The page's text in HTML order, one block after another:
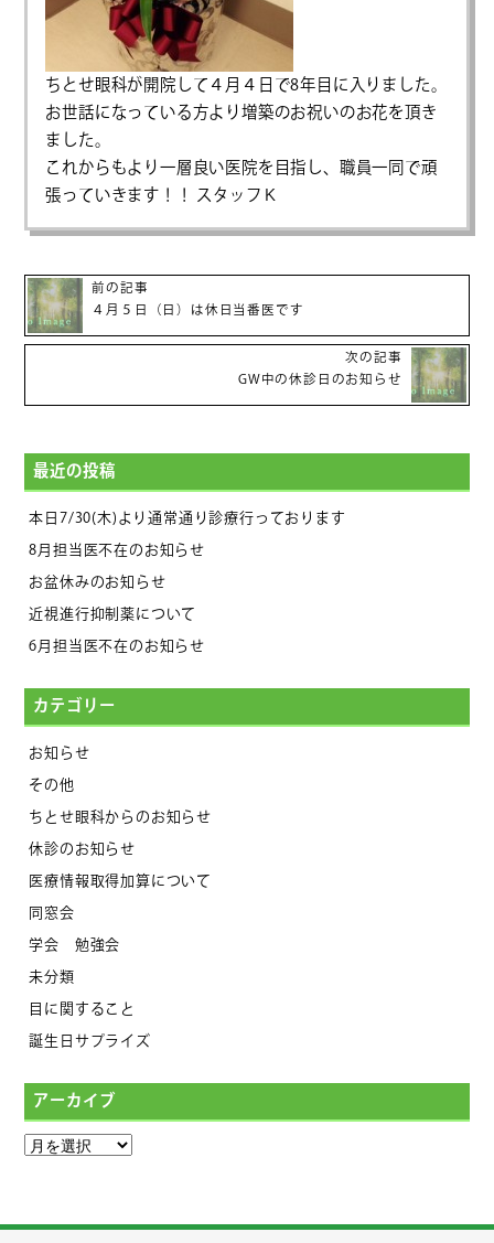
ちとせ眼科が開院して４月４日で8年目に入りました。
お世話になっている方より増築のお祝いのお花を頂き
ました。
これからもより一層良い医院を目指し、職員一同で頑
張っていきます！！ スタッフＫ
前の記事
４月５日（日）は休日当番医です
次の記事
GW中の休診日のお知らせ
最近の投稿
本日7/30(木)より通常通り診療行っております
8月担当医不在のお知らせ
お盆休みのお知らせ
近視進行抑制薬について
6月担当医不在のお知らせ
カテゴリー
お知らせ
その他
ちとせ眼科からのお知らせ
休診のお知らせ
医療情報取得加算について
同窓会
学会 勉強会
未分類
目に関すること
誕生日サプライズ
アーカイブ